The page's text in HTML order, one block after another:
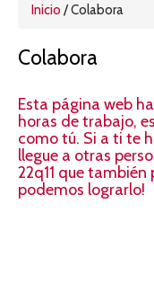
Inicio /Colabora
Colabora
Esta página web
horas de trabajo,
como tú. Si a ti te
llegue a otras
22q11 que también
podemos lograrlo!